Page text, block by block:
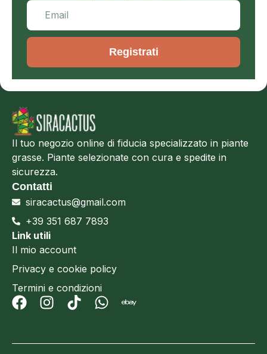
Registrati
Il tuo negozio online di fiducia specializzato in piante
grasse. Piante selezionate con cura e spedite in
sicurezza.
Contatti
siracactus@gmail.com
+39 351 687 7893
Link utili
Il mio account
Privacy e cookie policy
Termini e condizioni